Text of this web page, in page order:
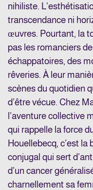
nihiliste.
transcendance ni
œuvres. Pourtant, la
pas les romanciers
échappatoires, des
rêveries. À leur
scènes du quotidien
d’être vécue. Chez
l’aventure collective
qui rappelle la force
Houellebecq, c’est la
conjugal qui sert
d’un cancer
charnellement sa